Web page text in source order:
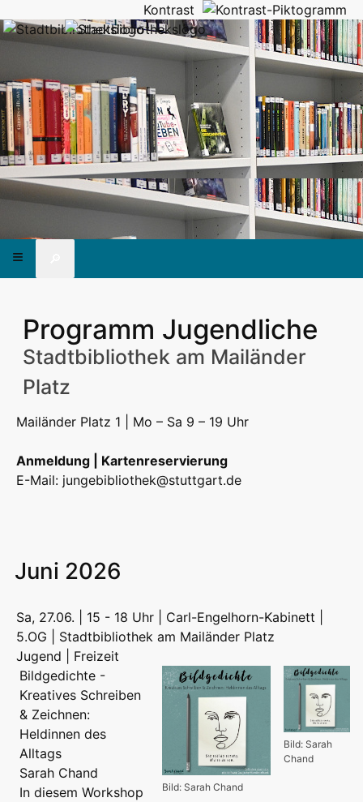
Kontrast
Programm Jugendliche
Stadtbibliothek am Mailänder
Platz
Mailänder Platz 1 | Mo – Sa 9 – 19 Uhr
Anmeldung | Kartenreservierung
E-Mail: jungebibliothek@stuttgart.de
Juni 2026
Sa, 27.06. | 15 - 18 Uhr | Carl-Engelhorn-Kabinett |
5.OG | Stadtbibliothek am Mailänder Platz
Jugend | Freizeit
Bild: Sarah
Chand
Bild: Sarah Chand
Bildgedichte -
Kreatives Schreiben
& Zeichnen:
Heldinnen des
Alltags
Sarah Chand
In diesem Workshop